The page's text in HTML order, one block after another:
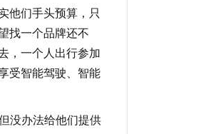
他们手头预算，只
找一个品牌还不
，一个人出行参加
受智能驾驶、智能
没办法给他们提供